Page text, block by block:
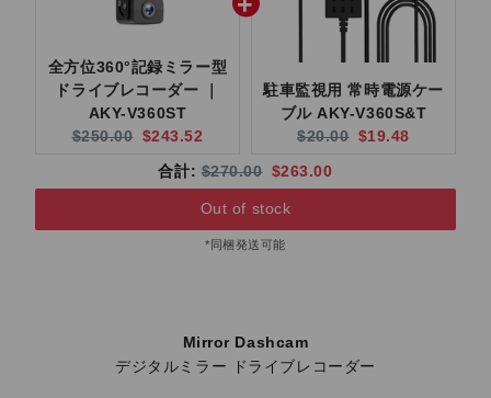
全方位360°記録ミラー型
ドライブレコーダー ｜
AKY-V360ST
Original price:
$250.00 Current price:
$243.52
駐車監視用 常時電源ケー
ブル AKY-V360S&T
Original price:
$20.00 Current price:
$19.48
合計:Original price
$270.00 Discounted price
$263.00
Out of stock
*同梱発送可能
Mirror Dashcam
デジタルミラー ドライブレコーダー